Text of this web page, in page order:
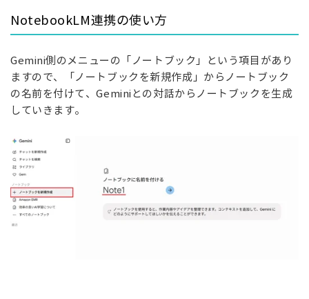
NotebookLM連携の使い方
Gemini側のメニューの「ノートブック」という項目があり
ますので、「ノートブックを新規作成」からノートブック
の名前を付けて、Geminiとの対話からノートブックを生成
していきます。